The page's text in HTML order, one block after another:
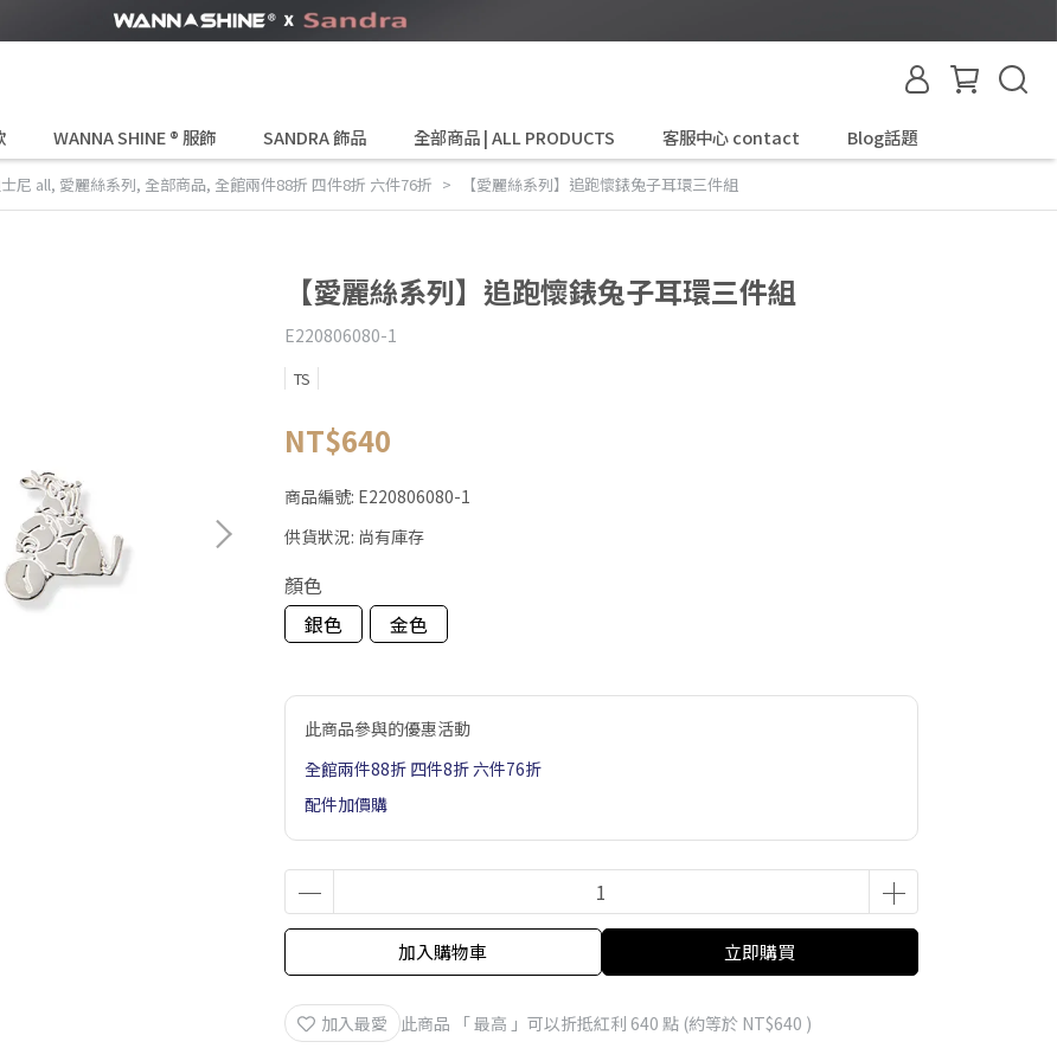
WANNA SHINE ® 服飾 SANDRA 飾品 全部商品 | ALL PRODUCTS 客服中心 contact Blog話題
尼 all, 愛麗絲系列, 全部商品, 全館兩件88折 四件8折 六件76折 【愛麗絲系列】追跑懷錶兔子耳環三件組
【愛麗絲系列】追跑懷錶兔子耳環三件組
E220806080-1
TS
NT$640
商品編號: E220806080-1
供貨狀況: 尚有庫存
顏色
銀色
金色
此商品參與的優惠活動
全館兩件88折 四件8折 六件76折
配件加價購
加入購物車 立即購買
加入最愛 此商品 「 最高 」可以折抵紅利 640 點 (約等於 NT$640 )